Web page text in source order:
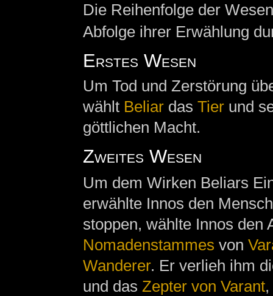
Die Reihenfolge der
Abfolge ihrer Erwählung
Erstes Wesen
Um Tod und Zerstörung
wählt Beliardas Tierund
göttlichen Macht.
Zweites Wesen
Um dem Wirken Beliars
erwählte Innos den
stoppen, wählte Innos den
Nomadenstammes von
Wanderer. Er verlieh ihm
und das Zepter von Varant,